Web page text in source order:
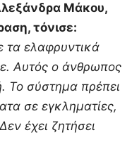
Μάκου,
τόνισε:
ελαφρυντικά
Αυτός ο άνθρωπος
Το σύστημα πρέπει
σε εγκληματίες,
έχει ζητήσει